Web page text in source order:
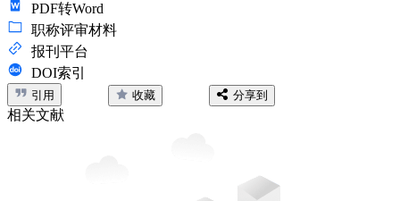
PDF转Word
职称评审材料
报刊平台
DOI索引
引用 收藏 分享到
相关文献